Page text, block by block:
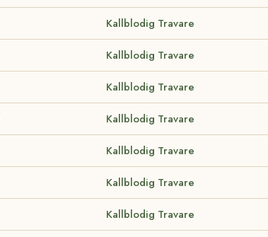
Kallblodig Travare
Kallblodig Travare
Kallblodig Travare
Kallblodig Travare
Kallblodig Travare
Kallblodig Travare
Kallblodig Travare